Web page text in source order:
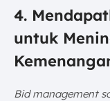
4.
untuk
Bid management